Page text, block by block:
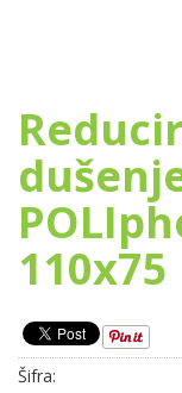
110x75
Šifra: